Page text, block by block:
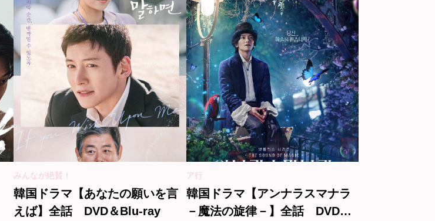
みんなが絶賛！
韓国ドラマ【あなたの願いを言
えば】全話 DVD＆Blu-ray
ア行
韓国ドラマ【アンナラスマナラ
－魔法の旋律－】全話 DVD＆